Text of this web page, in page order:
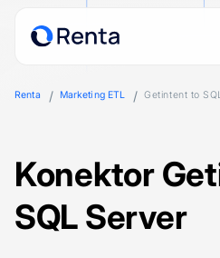
Renta Marketing ETL Getintent to
Konektor
SQL Server